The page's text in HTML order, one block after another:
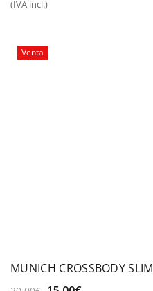
original
(IVA incl.)
Venta
MUNICH CROSSBODY SLIM